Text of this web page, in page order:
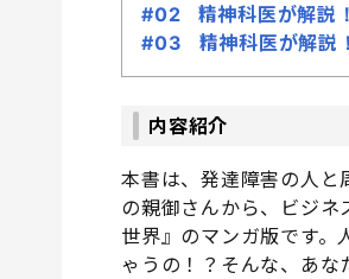
#02 精神科医が解説
#03 精神科医が解説
内容紹介
本書は、発達障害の人と
の親御さんから、ビジネ
世界』のマンガ版です。
ゃうの！？そんな、あ